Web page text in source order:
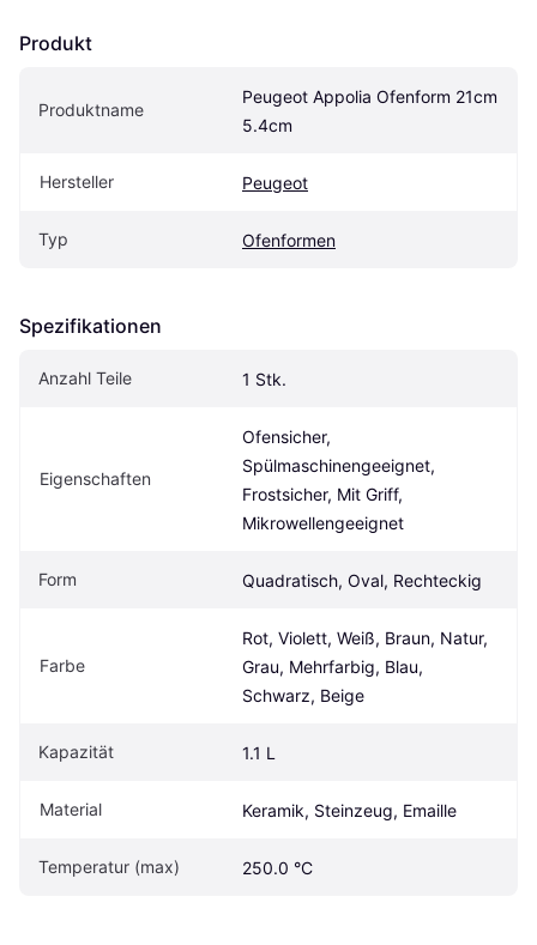
Produkt
Produktname
Peugeot Appolia Ofenform 21cm
5.4cm
Hersteller Peugeot
Typ Ofenformen
Spezifikationen
Anzahl Teile 1 Stk.
Eigenschaften
Ofensicher,
Spülmaschinengeeignet,
Frostsicher, Mit Griff,
Mikrowellengeeignet
Form Quadratisch, Oval, Rechteckig
Farbe
Rot, Violett, Weiß, Braun, Natur,
Grau, Mehrfarbig, Blau,
Schwarz, Beige
Kapazität 1.1 L
Material Keramik, Steinzeug, Emaille
Temperatur (max) 250.0 °C